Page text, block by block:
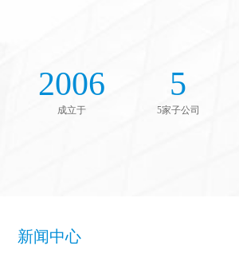
2006
成立于
5
5家子公司
新闻中心